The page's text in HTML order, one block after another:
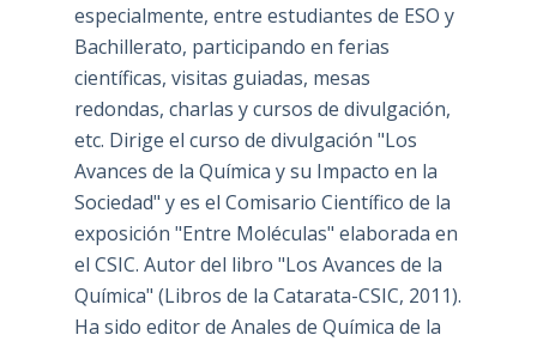
especialmente, entre estudiantes de ESO y
Bachillerato, participando en ferias
científicas, visitas guiadas, mesas
redondas, charlas y cursos de divulgación,
etc. Dirige el curso de divulgación "Los
Avances de la Química y su Impacto en la
Sociedad" y es el Comisario Científico de la
exposición "Entre Moléculas" elaborada en
el CSIC. Autor del libro "Los Avances de la
Química" (Libros de la Catarata-CSIC, 2011).
Ha sido editor de Anales de Química de la